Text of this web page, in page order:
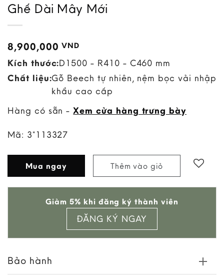
Ghế Dài Mây Mới
8,900,000VND
Kích thước:D1500 - R410 - C460 mm
Chất liệu:Gỗ Beech tự nhiên, nệm bọc vải nhập
khẩu cao cấp
Hàng có sẵn -Xem cửa hàng trưng bày
Mã: 3*113327
Mua ngay Thêm vào giỏ
Giảm 5% khi đăng ký thành viên
ĐĂNG KÝ NGAY
Bảo hành